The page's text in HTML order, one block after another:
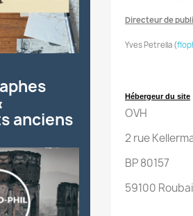
anciens
Directeur de
Yves Petrella (
Hébergeur du site
OVH
2 rue
BP 80157
59100